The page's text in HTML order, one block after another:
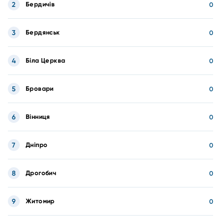
Бердичів 0
2
Бердянськ 0
3
Біла Церква 0
4
Бровари 0
5
Вінниця 0
6
Дніпро 0
7
Дрогобич 0
8
Житомир 0
9